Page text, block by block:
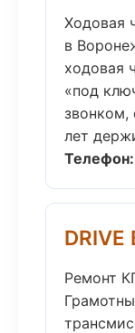
Ходовая
в
ходовая
«под
звонком,
лет
Телефон:
Ремонт